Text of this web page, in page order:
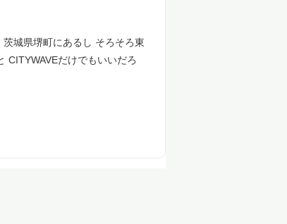
城県堺町にあるし そろそろ東
CITYWAVEだけでもいいだろ